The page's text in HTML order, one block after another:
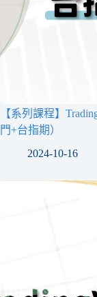
【系列課程】
門+台指期）
2024-10-16